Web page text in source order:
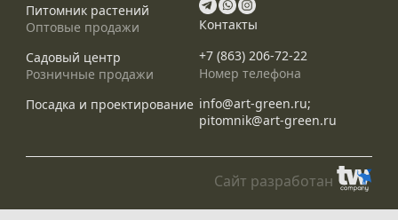
Питомник растений
Оптовые продажи
Садовый центр
Розничные продажи
Посадка и проектирование
Контакты
+7 (863) 206-72-22
Номер телефона
info@art-green.ru;
pitomnik@art-green.ru
Сайт разработан